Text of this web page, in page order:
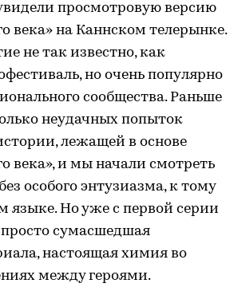
просмотровую версию
века» на Каннском телерынке.
не так известно, как
но очень популярно
сообщества. Раньше
неудачных попыток
лежащей в основе
века», и мы начали смотреть
особого энтузиазма, к тому
языке. Но уже с первой серии
сумасшедшая
настоящая химия во
между героями.